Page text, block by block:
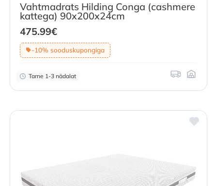
Vahtmadrats Hilding Conga (cashmere
kattega) 90x200x24cm
475.99€
-10% sooduskupongiga
Tarne 1-3 nädalat